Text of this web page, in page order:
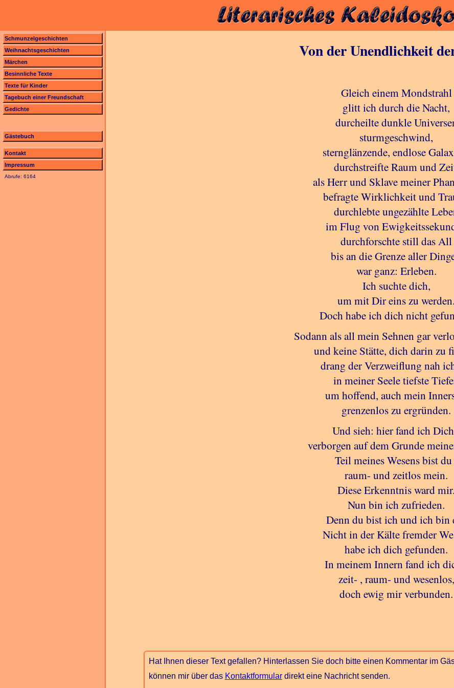
Schmunzelgeschichten
Weihnachtsgeschichten
Märchen
Besinnliche Texte
Texte für Kinder
Tagebuch einer Freundschaft
Gedichte
Gästebuch
Kontakt
Impressum
Abrufe: 6164
Von der Unendlichkeit
Gleich einem Mondstrahl
glitt ich durch die Nacht,
durcheilte dunkle
sturmgeschwind,
sternglänzende, endlose
durchstreifte Raum und
als Herr und Sklave meiner
befragte Wirklichkeit und
durchlebte ungezählte
im Flug von
durchforschte still das All
bis an die Grenze aller
war ganz: Erleben.
Ich suchte dich,
um mit Dir eins zu werden.
Doch habe ich dich nicht
Sodann als all mein Sehnen gar
und keine Stätte, dich darin zu
drang der Verzweiflung nah
in meiner Seele tiefste
um hoffend, auch mein
grenzenlos zu ergründen.
Und sieh: hier fand ich
verborgen auf dem Grunde
Teil meines Wesens bist
raum- und zeitlos mein.
Diese Erkenntnis ward mir.
Nun bin ich zufrieden.
Denn du bist ich und ich bin
Nicht in der Kälte fremder
habe ich dich gefunden.
In meinem Innern fand ich
zeit- , raum- und wesenlos,
doch ewig mir verbunden.
Hat Ihnen dieser Text gefallen? Hinterlassen Sie doch bitte einen Kommentar im
können mir über das Kontaktformulardirekt eine Nachricht senden.